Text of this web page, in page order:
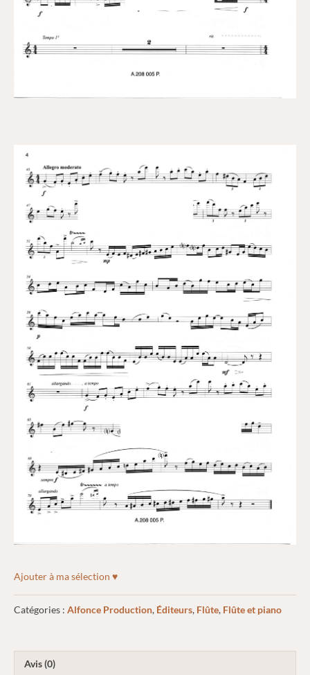
Ajouter à ma sélection ♥
Catégories : Alfonce Production, Éditeurs, Flûte, Flûte et piano
Avis (0)